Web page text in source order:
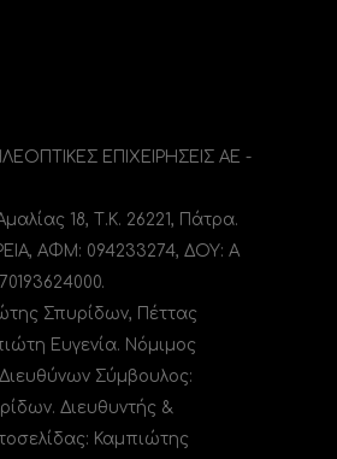
ΕΠΙΧΕΙΡΗΣΕΙΣ ΑΕ -
18, Τ.Κ. 26221, Πάτρα.
ΑΦΜ: 094233274, ΔΟΥ: A
Σπυρίδων, Πέττας
Ευγενία. Νόμιμος
Σύμβουλος:
Διευθυντής &
Καμπιώτης